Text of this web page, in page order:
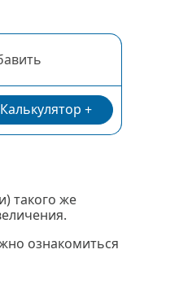
Калькулятор
такого же
ознакомиться